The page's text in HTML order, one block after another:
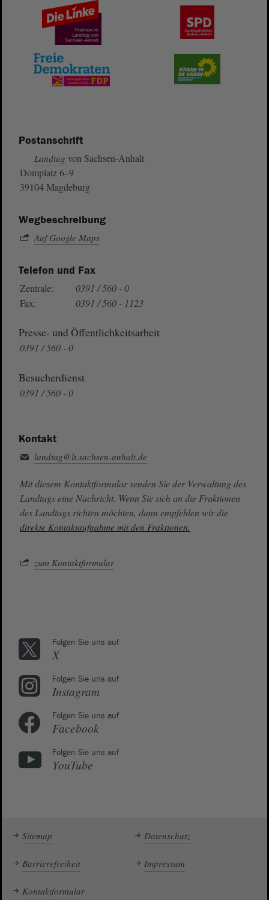
Postanschrift
Landtag von Sachsen-Anhalt
Domplatz 6–9
39104 Magdeburg
Wegbeschreibung
Auf Google Maps
Telefon und Fax
Zentrale:
0391 / 560 - 0
Fax:
0391 / 560 - 1123
Presse- und Öffentlichkeitsarbeit
0391 / 560 - 0
Besucherdienst
0391 / 560 - 0
Kontakt
landtag@lt.sachsen-anhalt.de
Mit diesem Kontaktformular senden Sie der Verwaltung des
Landtags eine Nachricht. Wenn Sie sich an die Fraktionen
des Landtags richten möchten, dann empfehlen wir die
direkte Kontaktaufnahme mit den Fraktionen.
zum Kontaktformular
Folgen Sie uns auf
X
Folgen Sie uns auf
Instagram
Folgen Sie uns auf
Facebook
Folgen Sie uns auf
YouTube
Sitemap Datenschutz
Barrierefreiheit Impressum
Kontaktformular